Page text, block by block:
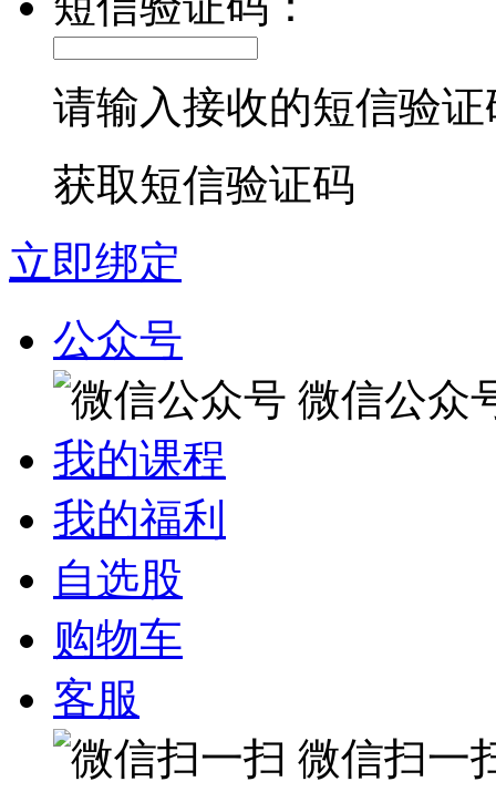
请输入接收的短信验证
获取短信验证码
立即绑定
公众号
微信公众
我的课程
我的福利
自选股
购物车
客服
微信扫一